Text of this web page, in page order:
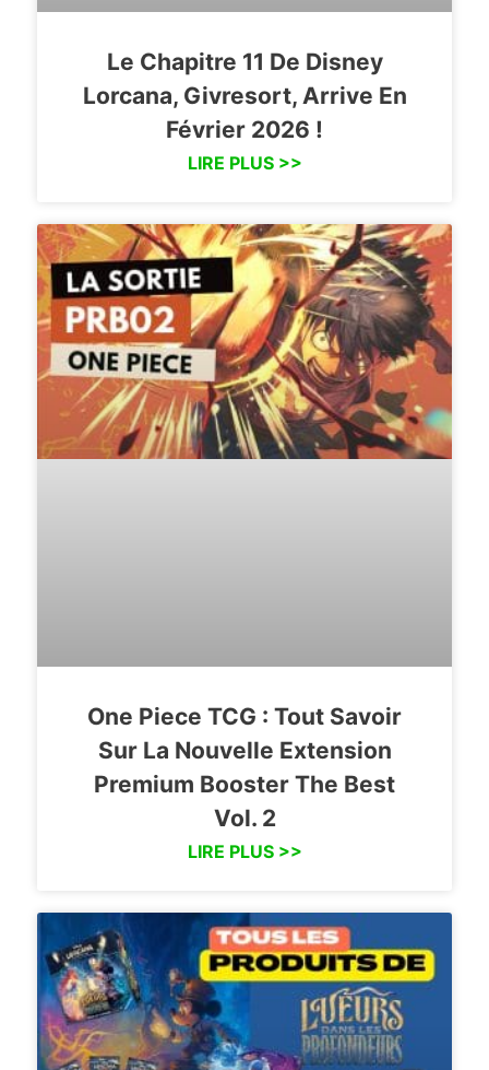
Le Chapitre 11 De Disney
Lorcana, Givresort, Arrive En
Février 2026 !
LIRE PLUS >>
One Piece TCG : Tout Savoir
Sur La Nouvelle Extension
Premium Booster The Best
Vol. 2
LIRE PLUS >>